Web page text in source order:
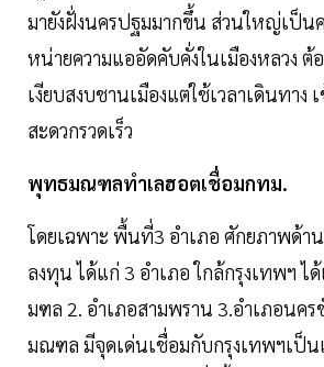
มายังฝั่งนครปฐมมากขึ้น ส่วนใหญ่เป็น
หน่ายความแออัดคับคั่งในเมืองหลวง ต้
เงียบสงบชานเมืองแต่ใช้เวลาเดินทาง
สะดวกรวดเร็ว
พุทธมณฑลทำเลฮอตเชื่อมกทม.
โดยเฉพาะ พื้นที่3 อำเภอ ศักยภาพด้า
ลงทุน ได้แก่ 3 อำเภอ ใกล้กรุงเทพฯ ไ
มฑล 2. อำเภอสามพราน 3.อำเภอนค
มณฑล มีจุดเด่นเชื่อมกับกรุงเทพฯเป็น